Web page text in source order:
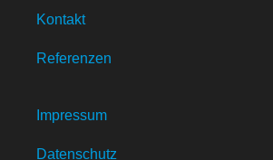
Kontakt
Referenzen
Impressum
Datenschutz